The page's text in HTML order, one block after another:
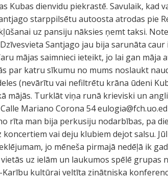
Kubas dienvidu piekrastē. Savulaik, kad
starppilsētu autoosta atrodas pie
uz pansiju nāksies ņemt taksi.
Santjago jau bija sarunāta
mājas saimnieci ieteikt, jo lai gan māja
par katru sīkumu no mums noslaukt
(nevārītu vai nefiltrētu krāna ūdeni
mājās. Turklāt viņa runā krieviski un
Mariano Corona 54
rīta man bija perkusiju nodarbības, pa
vai deju klubiem dejot salsu.
jo mēneša pirmajā nedēļā ik
uz ielām un laukumos spēlē grupas
kultūrai veltīta zinātniska